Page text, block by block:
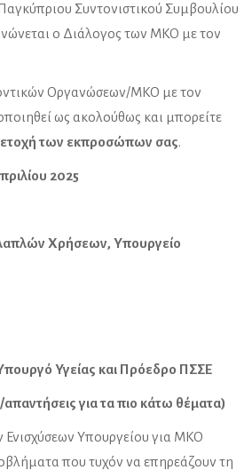
Συντονιστικού Συμβουλίου
ο Διάλογος των ΜΚΟ με τον
Οργανώσεων/ΜΚΟ με τον
ως ακολούθως και μπορείτε
των εκπροσώπων σας.
2025
Χρήσεων, Υπουργείο
Υγείας και Πρόεδρο ΠΣΣΕ
για τα πιο κάτω θέματα)
Ενισχύσεων Υπουργείου για ΜΚΟ
που τυχόν να επηρεάζουν τη